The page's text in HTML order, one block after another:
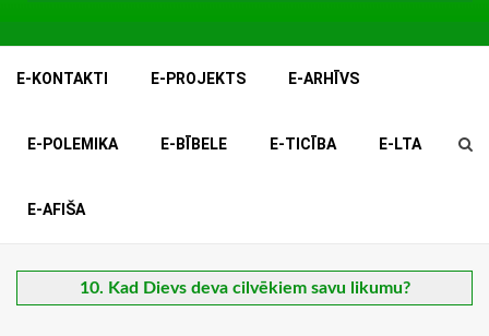
E-KONTAKTI E-PROJEKTS E-ARHĪVS
E-POLEMIKA E-BĪBELE E-TICĪBA E-LTA
E-AFIŠA
10. Kad Dievs deva cilvēkiem savu likumu?